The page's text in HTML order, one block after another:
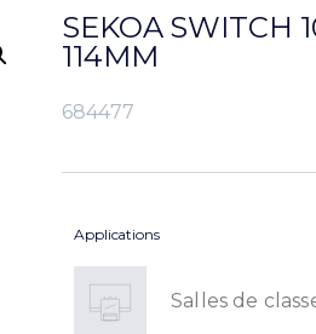
SEKOA SWITCH
114MM
684477
Applications
Salles de